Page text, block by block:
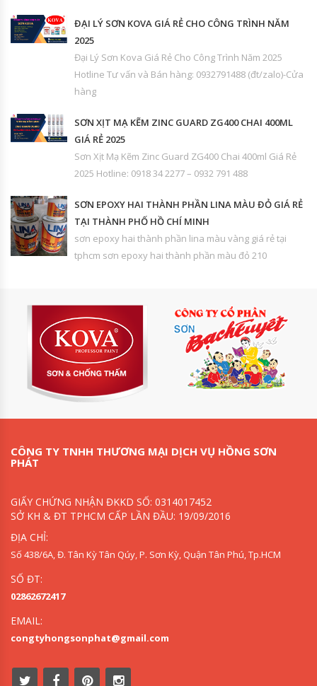
ĐẠI LÝ SƠN KOVA GIÁ RẺ CHO CÔNG TRÌNH NĂM
2025
Đại Lý Sơn Kova Giá Rẻ Cho Công Trình Năm 2025
Hotline Tư vấn và Bán hàng: 0932791488 (đt/zalo)-Cửa
hàng
SƠN XỊT MẠ KẼM ZINC GUARD ZG400 CHAI 400ML
GIÁ RẺ 2025
Sơn Xịt Mạ Kẽm Zinc Guard ZG400 Chai 400ml Giá Rẻ
2025 Hotline: 0918 34 2277 – 0932 791 488
SƠN EPOXY HAI THÀNH PHẦN LINA MÀU ĐỎ GIÁ RẺ
TẠI THÀNH PHỐ HỒ CHÍ MINH
sơn epoxy hai thành phần lina màu vàng giá rẻ tại
tphcm sơn epoxy hai thành phần màu đỏ 210
CÔNG TY TNHH THƯƠNG MẠI DỊCH VỤ HỒNG SƠN
PHÁT
GIẤY CHỨNG NHẬN ĐKKD SỐ: 0314017452
SỞ KH & ĐT TPHCM CẤP LẦN ĐẦU: 19/09/2016
ĐỊA CHỈ:
Số 438/6A, Đ. Tân Kỳ Tân Qúy, P. Sơn Kỳ, Quận Tân Phú, Tp.HCM
SỐ ĐT:
02862672417
EMAIL:
congtyhongsonphat@gmail.com